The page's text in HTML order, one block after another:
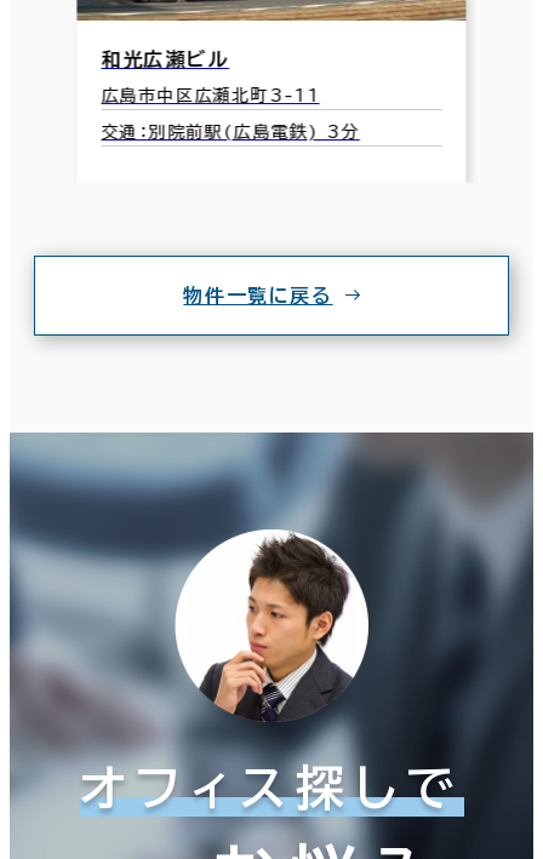
和光広瀬ビル
広島市中区広瀬北町3-11
交通：別院前駅(広島電鉄) 3分
物件一覧に戻る
オフィス探しで